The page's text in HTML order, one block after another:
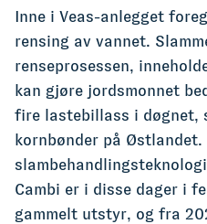
Inne i Veas-anlegget
rensing av vannet.
renseprosessen,
kan gjøre jordsmonnet
fire lastebillass i døgnet,
kornbønder på Østlandet.
Cambi er i disse dager i
gammelt utstyr, og fra